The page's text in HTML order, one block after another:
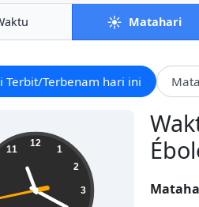
☀️ Matahari
Terbit/Terbenam hari ini
12
1
2
3
11